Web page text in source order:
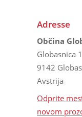
Adresse
Občina
Globasnica
9142
Avstrija
Odprite
novom